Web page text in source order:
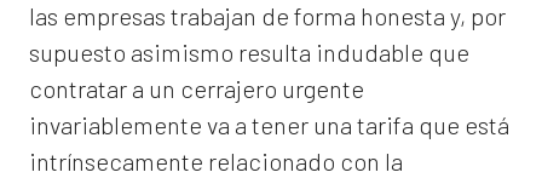
las empresas trabajan de forma honesta y, por
supuesto asimismo resulta indudable que
contratar a un cerrajero urgente
invariablemente va a tener una tarifa que está
intrínsecamente relacionado con la